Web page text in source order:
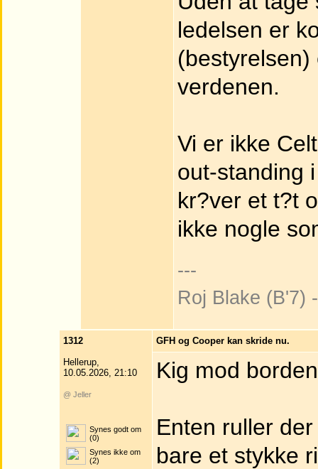
ledelsen er
verdenen.
Vi er ikke
out-standing
kr?ver et t?t
ikke nogle
---
Roj Blake
1312
Hellerup,
10.05.2026, 21:10
@ Jeller
Synes godt om
(0)
Synes ikke om
(2)
GFH og Cooper kan skride nu.
Kig mod
Enten ruller
bare et stykke